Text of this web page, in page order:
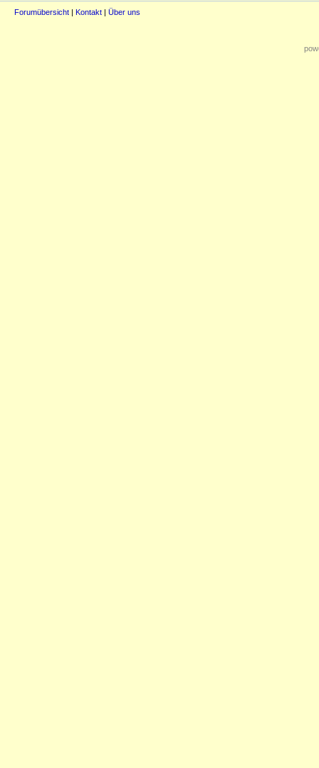
Forumübersicht | Kontakt | Über uns